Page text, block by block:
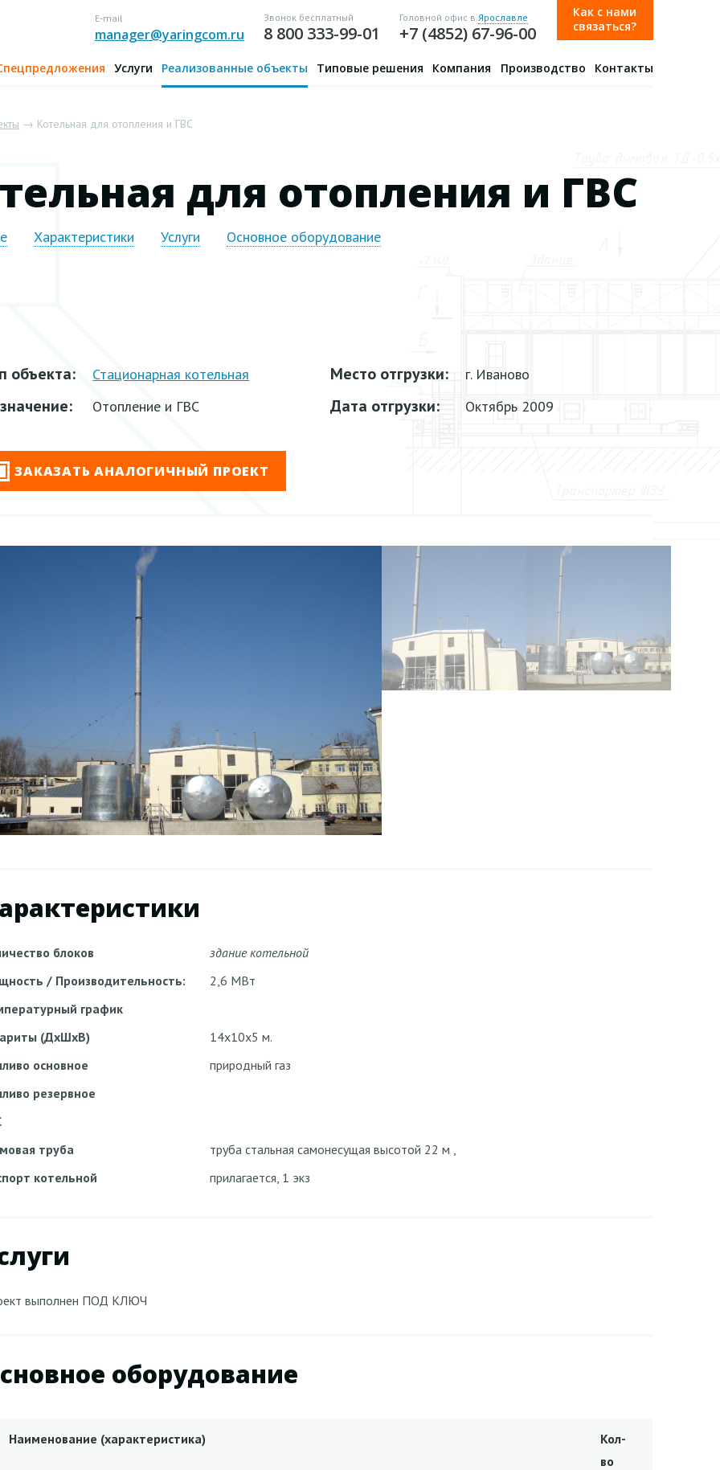
E-mail
manager@yaringcom.ru
Звонок бесплатный
8 800 333-99-01
Головной офис в Ярославле
+7 (4852) 67-96-00
Как с нами
связаться?
Услуги Реализованные объекты Типовые решения Компания Производство Контакты
→ Котельная для отопления и ГВС
для отопления и ГВС
Характеристики Услуги Основное оборудование
объекта: Стационарная котельная
Отопление и ГВС
Место отгрузки: г. Иваново
Дата отгрузки: Октябрь 2009
ЗАКАЗАТЬ АНАЛОГИЧНЫЙ ПРОЕКТ
блоков
здание котельной
/ Производительность:
2,6 МВт
график
(ДхШхВ)
14х10х5 м.
основное
природный газ
резервное
труба
труба стальная самонесущая высотой 22 м ,
котельной
прилагается, 1 экз
выполнен ПОД КЛЮЧ
оборудование
Наименование (характеристика)
Кол-
во